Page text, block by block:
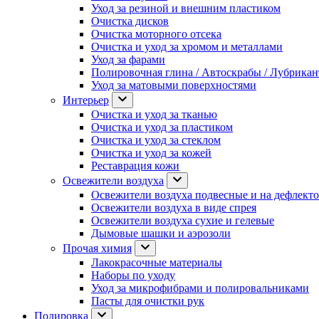
Уход за резиной и внешним пластиком
Очистка дисков
Очистка моторного отсека
Очистка и уход за хромом и металлами
Уход за фарами
Полировочная глина / Автоскрабы /
Уход за матовыми поверхностями
Интерьер
Очистка и уход за тканью
Очистка и уход за пластиком
Очистка и уход за стеклом
Очистка и уход за кожей
Реставрация кожи
Освежители воздуха
Освежители воздуха подвесные и на
Освежители воздуха в виде спрея
Освежители воздуха сухие и гелевые
Дымовые шашки и аэрозоли
Прочая химия
Лакокрасочные материалы
Наборы по уходу
Уход за микрофибрами и полировальниками
Пасты для очистки рук
Полировка